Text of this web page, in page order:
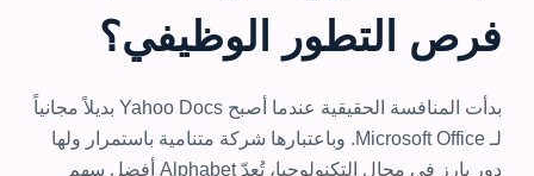
فرص التطور الوظيفي؟
بدأت المنافسة الحقيقية عندما أصبح Yahoo Docs بديلاً مجانياً
لـ Microsoft Office. وباعتبارها شركة متنامية باستمرار ولها
دور بارز في مجال التكنولوجيا، تُعدّ Alphabet أفضل سهم